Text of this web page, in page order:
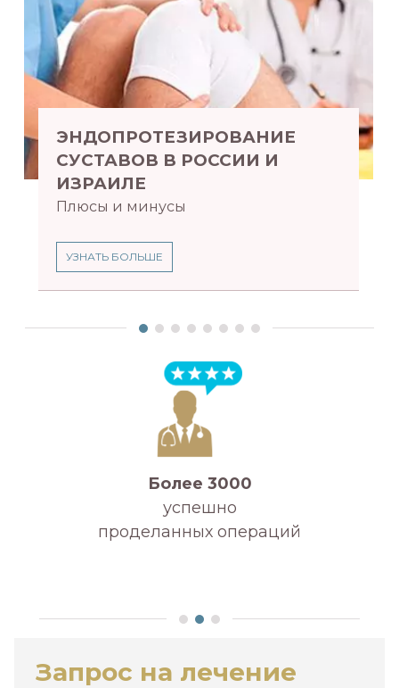
ЭНДОПРОТЕЗИРОВАНИЕ
СУСТАВОВ В РОССИИ И
ИЗРАИЛЕ
Плюсы и минусы
УЗНАТЬ БОЛЬШЕ
Более 3000
успешно
проделанных операций
Запрос на лечение